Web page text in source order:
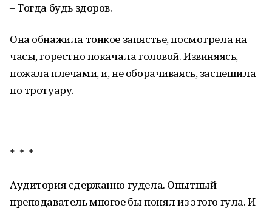
– Тогда будь здоров.
Она обнажила тонкое запястье, посмотрела на
часы, горестно покачала головой. Извиняясь,
пожала плечами, и, не оборачиваясь, заспешила
по тротуару.
* * *
Аудитория сдержанно гудела. Опытный
преподаватель многое бы понял из этого гула. И